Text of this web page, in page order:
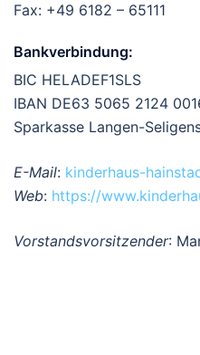
Fax: +49 6182 – 65111
Bankverbindung:
BIC HELADEF1SLS
IBAN DE63 5065 2124
Sparkasse Langen-
E-Mail: kinderhaus-
Web: https://
Vorstandsvorsitzender: